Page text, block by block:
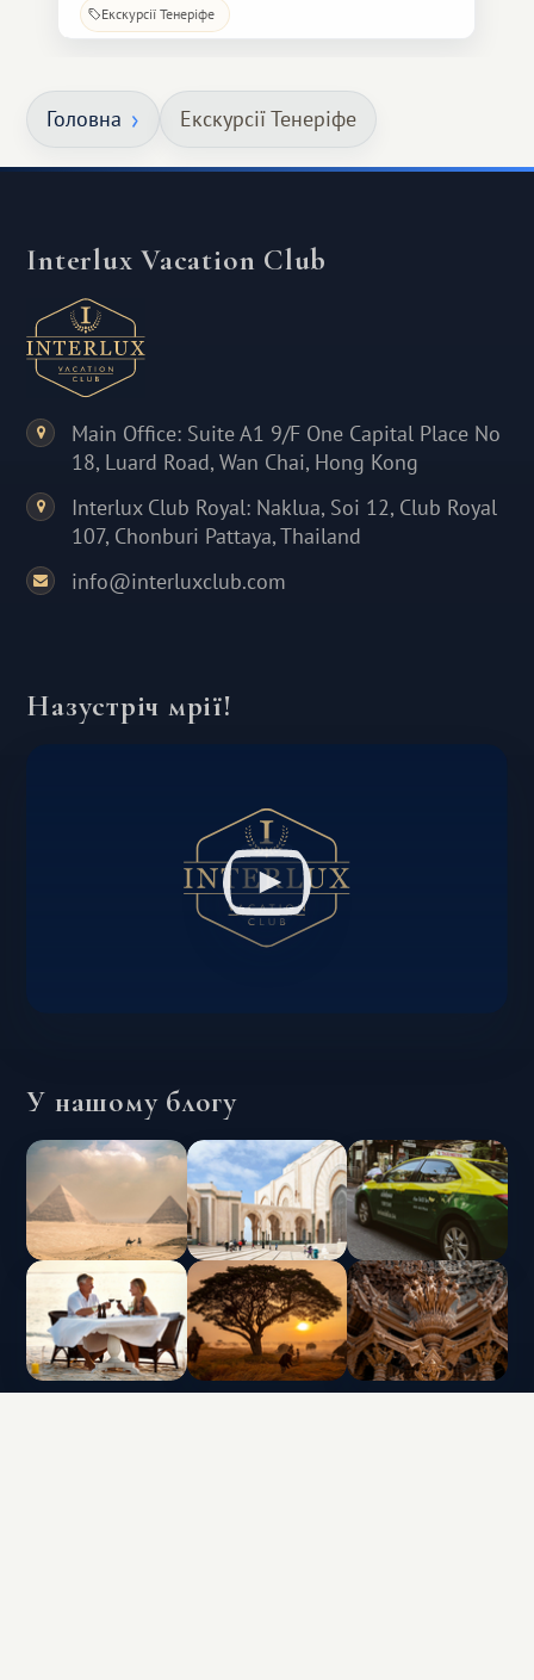
та прозорим 18-метровим тунелем, у
все це в одному місці? Додати
Екскурсії Тенеріфе
Головна Екскурсії Тенеріфе
Interlux Vacation Club
Main Office: Suite A1 9/F One Capital Place No
18, Luard Road, Wan Chai, Hong Kong
Interlux Club Royal: Naklua, Soi 12, Club Royal
107, Chonburi Pattaya, Thailand
info@interluxclub.com
Назустріч мрії!
У нашому блогу